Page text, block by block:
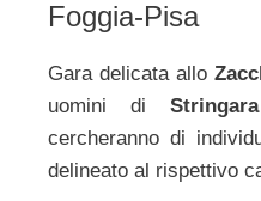
Foggia-Pisa
Gara delicata allo
uomini di
cercheranno di
delineato al rispettivo